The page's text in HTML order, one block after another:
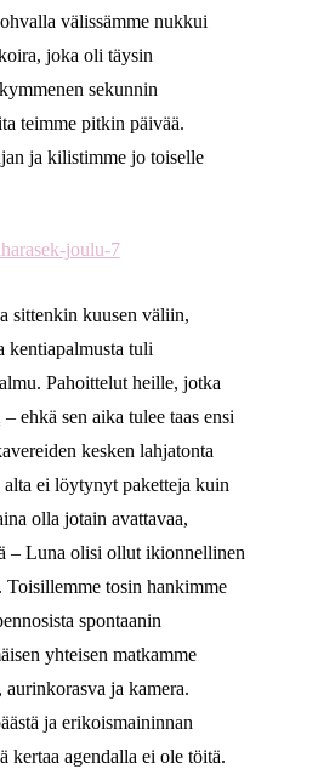
välissämme nukkui
joka oli täysin
sekunnin
teimme pitkin päivää.
ja kilistimme jo toiselle
sittenkin kuusen väliin,
kentiapalmusta tuli
Pahoittelut heille, jotka
– ehkä sen aika tulee taas ensi
kesken lahjatonta
ei löytynyt paketteja kuin
olla jotain avattavaa,
– Luna olisi ollut ikionnellinen
Toisillemme tosin hankimme
spontaanin
yhteisen matkamme
ja kamera.
ja erikoismaininnan
kertaa agendalla ei ole töitä.